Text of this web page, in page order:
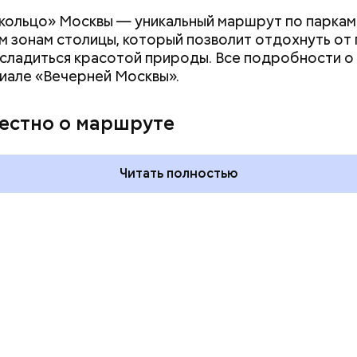
день
какие
в России
курсанта: какие праздники
отмечают в России и мире 5
августа
Москвы — уникальный маршрут по
зонам столицы, который позволит отдохнуть от
красотой природы. Все подробности
«Вечерней Москвы».
о маршруте
Читать полностью